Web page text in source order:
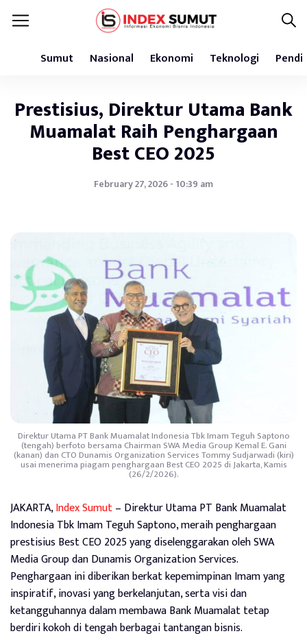
Sumut Nasional Ekonomi Teknologi
Prestisius, Direktur Utama Bank
Muamalat Raih Penghargaan
Best CEO 2025
February 27, 2026 - 10:39 am
Direktur Utama PT Bank Muamalat Indonesia Tbk Imam Teguh Saptono
(tengah) berfoto bersama Chairman SWA Media Group Kemal E. Gani
(kanan) dan CTO Dunamis Organization Services Tommy Sudjarwadi (kiri)
usai menerima piagam penghargaan Best CEO 2025 di Jakarta, Kamis
(26/2/2026).
JAKARTA,Index Sumut– Direktur Utama PT Bank Muamalat
Indonesia Tbk Imam Teguh Saptono, meraih penghargaan
prestisius Best CEO 2025 yang diselenggarakan oleh SWA
Media Group dan Dunamis Organization Services.
Penghargaan ini diberikan berkat kepemimpinan Imam yang
inspiratif, inovasi yang berkelanjutan, serta visi dan
ketangguhannya dalam membawa Bank Muamalat tetap
berdiri kokoh di tengah berbagai tantangan bisnis.